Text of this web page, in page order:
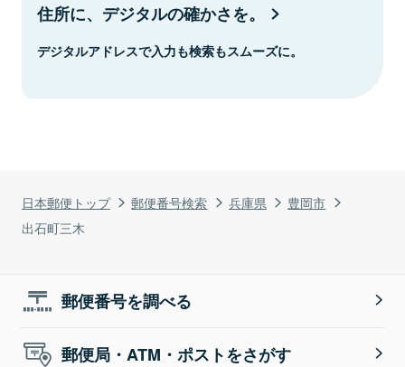
日本郵便トップ 郵便番号検索 兵庫県
豊岡市
出石町三木
住所に、デジタルの確かさを。
デジタルアドレスで入力も検索もスムーズに。
郵便番号を調べる
郵便局・ATM・ポストをさがす